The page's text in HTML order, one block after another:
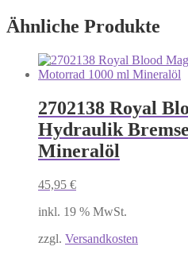
Ähnliche Produkte
2702138 Royal
Hydraulik
Mineralöl
45,95 €
inkl. 19 % MwSt.
zzgl. Versandkosten